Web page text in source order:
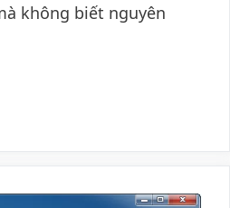
không biết nguyên